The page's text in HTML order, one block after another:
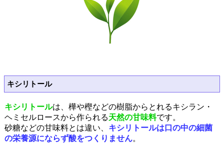
キシリトール
キシリトールは、樺や樫などの樹脂からとれるキシラン・
ヘミセルロースから作られる天然の甘味料です。
砂糖などの甘味料とは違い、 キシリトールは口の中の細菌
の栄養源にならず酸をつくりません。